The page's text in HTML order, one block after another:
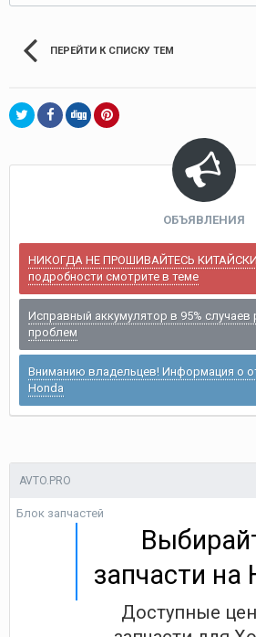
ПЕРЕЙТИ К СПИСКУ ТЕМ
ОБЪЯВЛЕНИЯ
НИКОГДА НЕ ПРОШИВАЙТЕСЬ
подробности смотрите в теме
Исправный аккумулятор в 95%
проблем
Вниманию владельцев! Информация о
Honda
AVTO.PRO
Блок запчастей
запчасти на
Доступные